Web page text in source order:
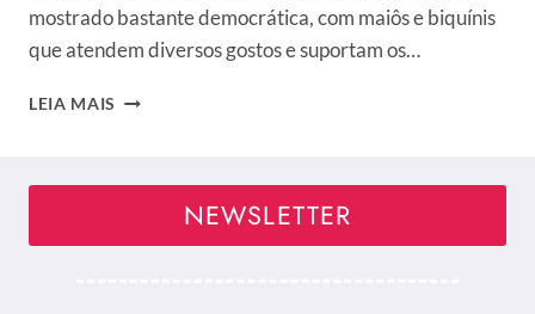
mostrado bastante democrática, com maiôs e biquínis
que atendem diversos gostos e suportam os…
LEIA MAIS MODA
OS
NEWSLETTER